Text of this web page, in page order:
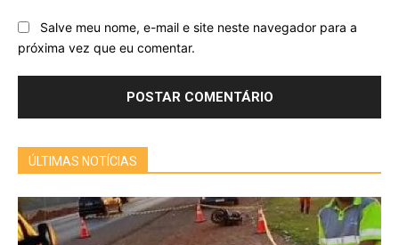
Salve meu nome, e-mail e site neste navegador para a
próxima vez que eu comentar.
ÚLTIMAS NOTÍCIAS